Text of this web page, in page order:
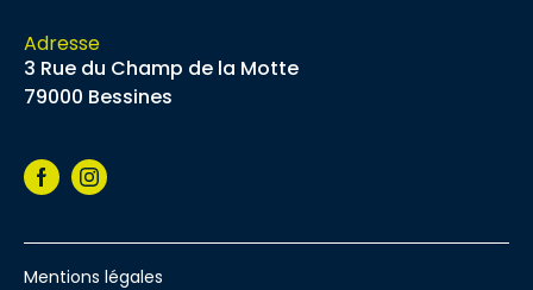
Adresse
3 Rue du Champ de la Motte
79000 Bessines
FacebookInstagram
Mentions légales